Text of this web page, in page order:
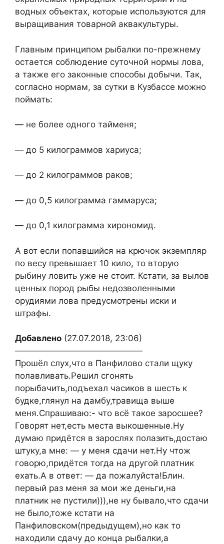
водных объектах, которые используются для
выращивания товарной аквакультуры.
Главным принципом рыбалки по-прежнему
остается соблюдение суточной нормы лова,
а также его законные способы добычи. Так,
согласно нормам, за сутки в Кузбассе можно
поймать:
— не более одного тайменя;
— до 5 килограммов хариуса;
— до 2 килограммов раков;
— до 0,5 килограмма гаммаруса;
— до 0,1 килограмма хирономид.
А вот если попавшийся на крючок экземпляр
по весу превышает 10 кило, то вторую
рыбину ловить уже не стоит. Кстати, за вылов
ценных пород рыбы недозволенными
орудиями лова предусмотрены иски и
штрафы.
Добавлено (27.07.2018, 23:06)
———————————————
Прошёл слух,что в Панфилово стали щуку
полавливать.Решил сгонять
порыбачить,подъехал часиков в шесть к
будке,глянул на дамбу,травища выше
меня.Спрашиваю:- что всё такое заросшее?
Говорят нет,есть места выкошенные.Ну
думаю придётся в зарослях полазить,достаю
штуку,а мне: — у меня сдачи нет.Ну чтож
говорю,придётся тогда на другой платник
ехать.А в ответ: — да пожалуйста!Блин.
первый раз меня за мои же деньги,на
платник не пустили))),не ну бывало,что сдачи
не было,тоже кстати на
Панфиловском(предыдущем),но как то
находили сдачу до конца рыбалки,а